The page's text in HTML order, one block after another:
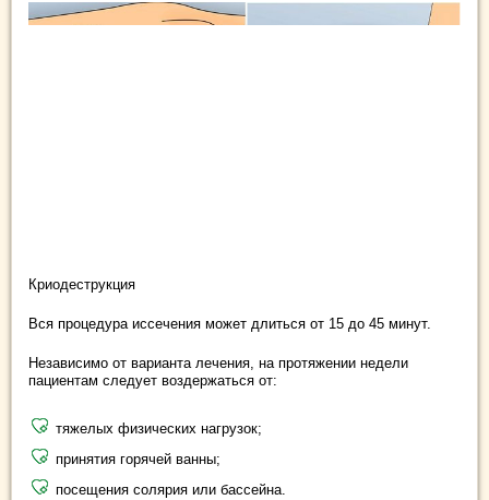
Криодеструкция
Вся процедура иссечения может длиться от 15 до 45 минут.
Независимо от варианта лечения, на протяжении недели
пациентам следует воздержаться от:
тяжелых физических нагрузок;
принятия горячей ванны;
посещения солярия или бассейна.